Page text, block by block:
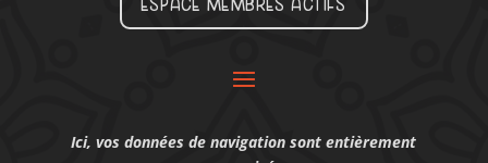
Espace membres actifs
Ici, vos données de navigation sont entièrement